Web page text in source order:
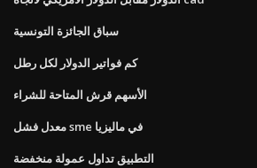
سباق الجائزة التونسية
كم فواتير الدولار لكل رطل
الأسهم قرش المتاحة للشراء
معدل فشل sme في ماليزيا
التطبيق تداول عمولة منخفضة